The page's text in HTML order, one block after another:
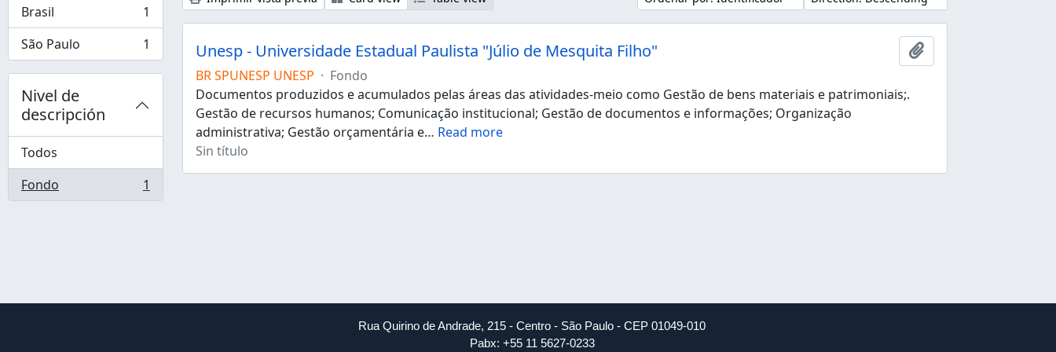
Brasil
, 1 resultados
1
São Paulo
, 1 resultados 1
Nivel de
descripción
Todos
Fondo
, 1 resultados 1
Unesp - Universidade Estadual Paulista "Júlio de Mesquita Filho"
Añadir al
BR SPUNESP UNESP · Fondo
Documentos produzidos e acumulados pelas áreas das atividades-meio como Gestão de bens materiais e patrimoniais;.
Gestão de recursos humanos; Comunicação institucional; Gestão de documentos e informações; Organização
administrativa; Gestão orçamentária e… Read more
Sin título
Rua Quirino de Andrade, 215 - Centro - São Paulo - CEP 01049-010
Pabx: +55 11 5627-0233